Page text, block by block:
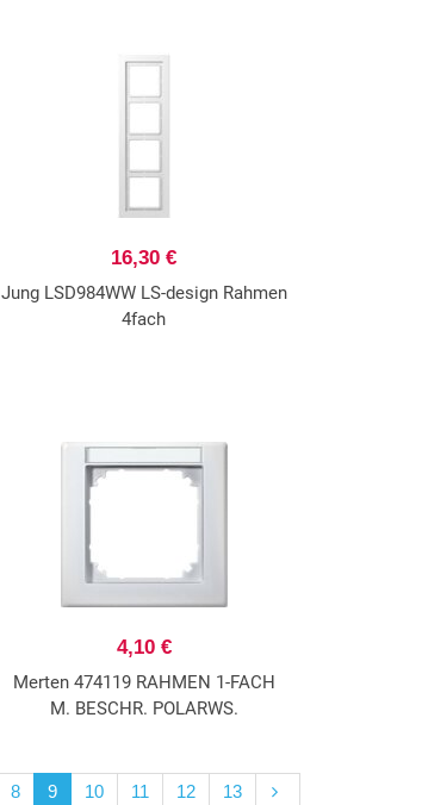
16,30 €
Jung LSD984WW LS-design Rahmen
4fach
4,10 €
Merten 474119 RAHMEN 1-FACH
M. BESCHR. POLARWS.
8 9 10 11 12 13